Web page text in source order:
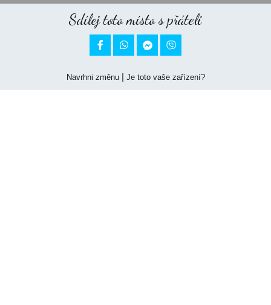
Sdílej toto místo s přáteli
 
Navrhni změnu| Je toto vaše zařízení?